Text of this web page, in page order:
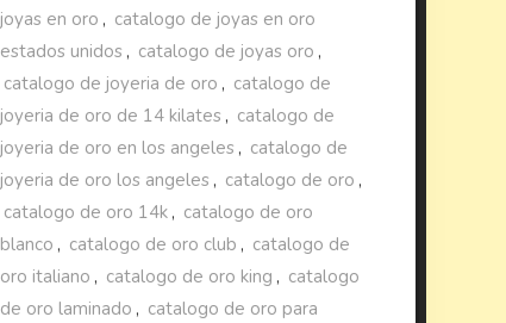
joyas en oro , catalogo de joyas en oro
estados unidos , catalogo de joyas oro ,
catalogo de joyeria de oro , catalogo de
joyeria de oro de 14 kilates , catalogo de
joyeria de oro en los angeles , catalogo de
joyeria de oro los angeles , catalogo de oro ,
catalogo de oro 14k , catalogo de oro
blanco , catalogo de oro club , catalogo de
oro italiano , catalogo de oro king , catalogo
de oro laminado , catalogo de oro para